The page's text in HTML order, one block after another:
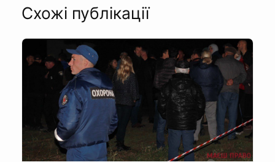
Схожі публікації